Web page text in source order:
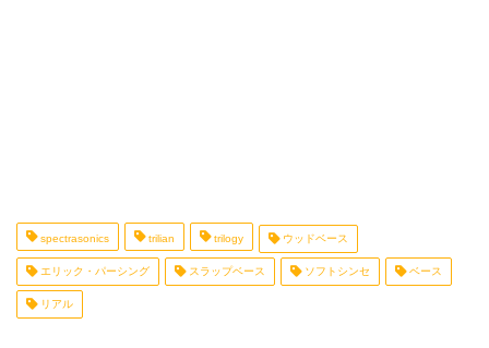
spectrasonics trilian trilogy ウッドベース
エリック・パーシング スラップベース ソフトシンセ ベース
リアル